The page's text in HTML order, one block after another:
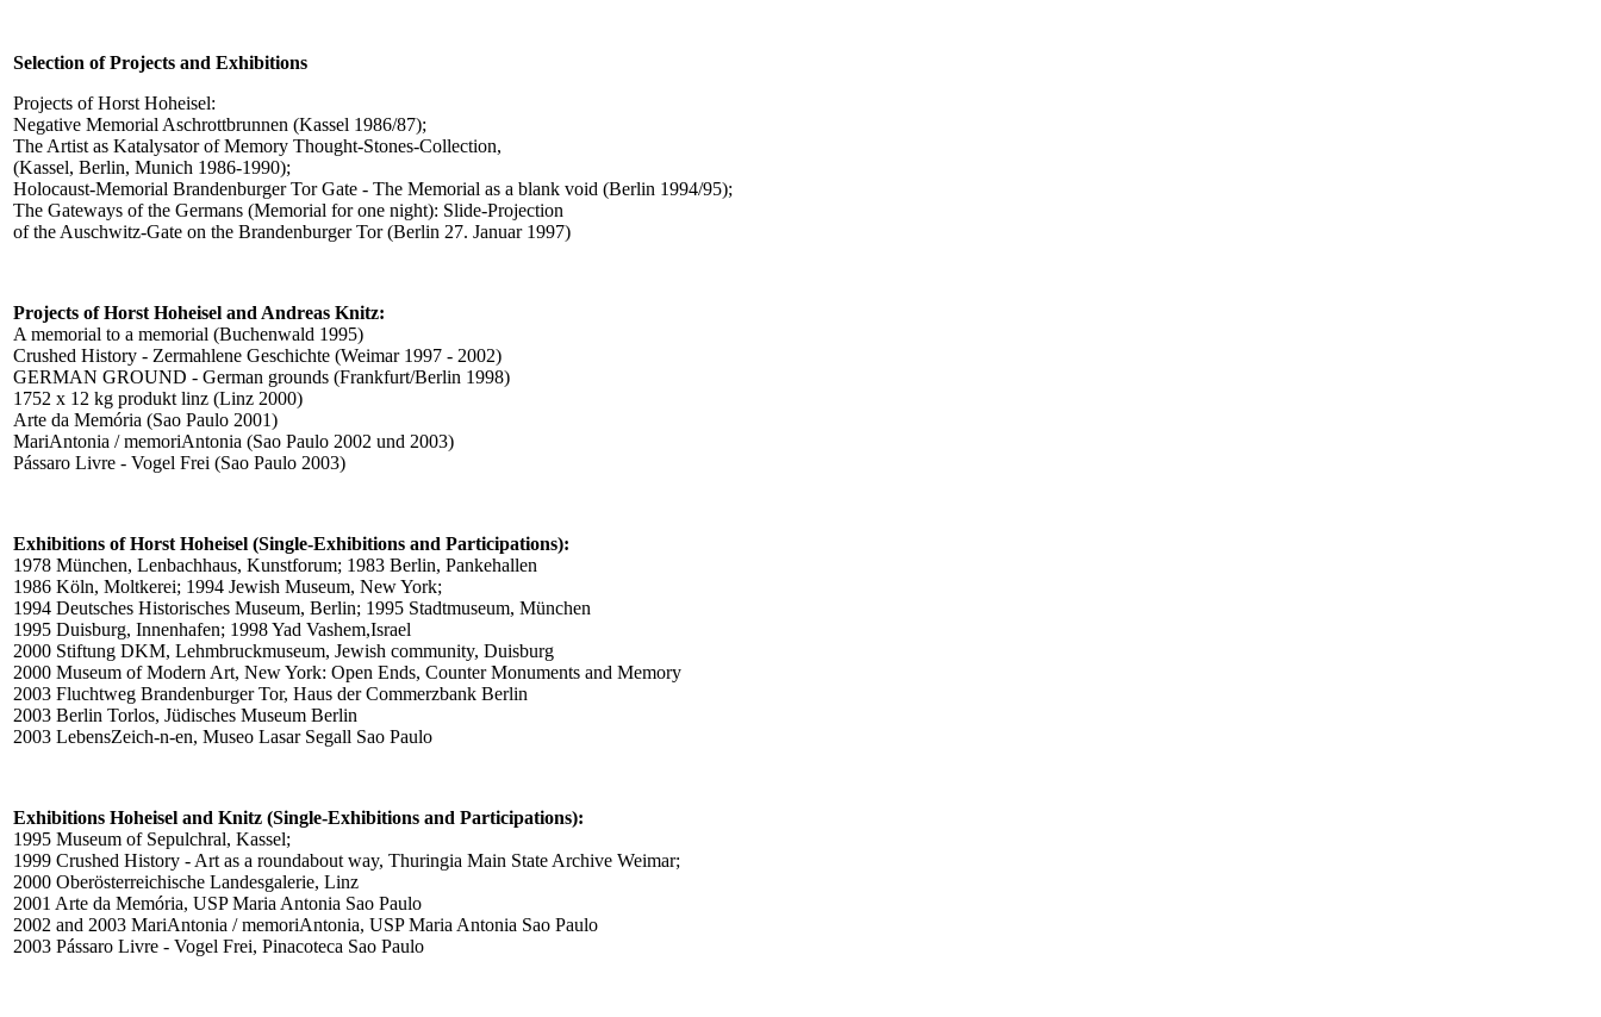
Selection of Projects and Exhibitions
Projects of Horst Hoheisel:
Negative Memorial Aschrottbrunnen (Kassel 1986/87);
The Artist as Katalysator of Memory Thought-Stones-Collection,
(Kassel, Berlin, Munich 1986-1990);
Holocaust-Memorial Brandenburger Tor Gate - The Memorial as a blank void (Berlin 1994/95);
The Gateways of the Germans (Memorial for one night): Slide-Projection
of the Auschwitz-Gate on the Brandenburger Tor (Berlin 27. Januar 1997)
Projects of Horst Hoheisel and Andreas Knitz:
A memorial to a memorial (Buchenwald 1995)
Crushed History - Zermahlene Geschichte (Weimar 1997 - 2002)
GERMAN GROUND - German grounds (Frankfurt/Berlin 1998)
1752 x 12 kg produkt linz (Linz 2000)
Arte da Memória (Sao Paulo 2001)
MariAntonia / memoriAntonia (Sao Paulo 2002 und 2003)
Pássaro Livre - Vogel Frei (Sao Paulo 2003)
Exhibitions of Horst Hoheisel (Single-Exhibitions and Participations):
1978 München, Lenbachhaus, Kunstforum; 1983 Berlin, Pankehallen
1986 Köln, Moltkerei; 1994 Jewish Museum, New York;
1994 Deutsches Historisches Museum, Berlin; 1995 Stadtmuseum, München
1995 Duisburg, Innenhafen; 1998 Yad Vashem,Israel
2000 Stiftung DKM, Lehmbruckmuseum, Jewish community, Duisburg
2000 Museum of Modern Art, New York: Open Ends, Counter Monuments and Memory
2003 Fluchtweg Brandenburger Tor, Haus der Commerzbank Berlin
2003 Berlin Torlos, Jüdisches Museum Berlin
2003 LebensZeich-n-en, Museo Lasar Segall Sao Paulo
Exhibitions Hoheisel and Knitz (Single-Exhibitions and Participations):
1995 Museum of Sepulchral, Kassel;
1999 Crushed History - Art as a roundabout way, Thuringia Main State Archive Weimar;
2000 Oberösterreichische Landesgalerie, Linz
2001 Arte da Memória, USP Maria Antonia Sao Paulo
2002 and 2003 MariAntonia / memoriAntonia, USP Maria Antonia Sao Paulo
2003 Pássaro Livre - Vogel Frei, Pinacoteca Sao Paulo